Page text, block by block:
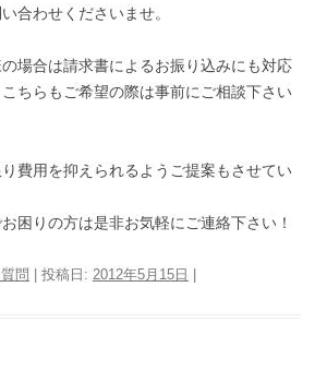
合わせくださいませ。
場合は請求書によるお振り込みにも対応
ちらもご希望の際は事前にご相談下さい
費用を抑えられるようご提案もさせてい
困りの方は是非お気軽にご連絡下さい！
問 | 投稿日: 2012年5月15日